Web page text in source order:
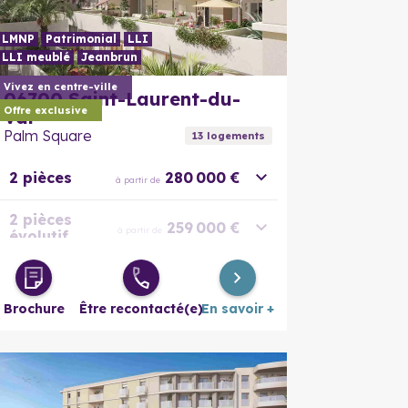
En savoir plus
Vivez en centre-ville
Offre exclusive
LMNP Patrimonial
LLI
LLI meublé
Jeanbrun
06700 Saint-Laurent-du-
Var
Palm Square 13logements
2 pièces à partir de 280 000 €
2 pièces
évolutif
à partir de 259 000 €
3 pièces à partir de 379 000 €
Brochure Être recontacté(e)En savoir +